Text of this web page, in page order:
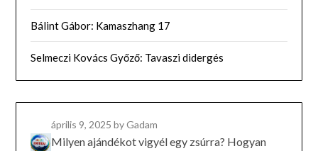
Bálint Gábor: Kamaszhang 17
Selmeczi Kovács Győző: Tavaszi didergés
április 9, 2025 by Gadam
Milyen ajándékot vigyél egy zsúrra? Hogyan